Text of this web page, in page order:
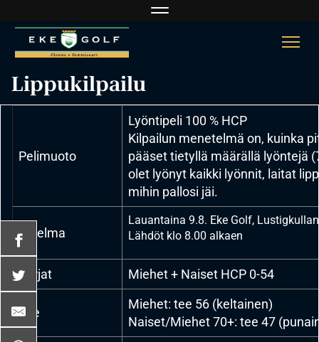
Navigaatio
Lippukilpailu
Pelimuoto
Lyöntipeli 100 % HCP
Kilpailun menetelmä on, kuinka
pääset tietyllä määrällä lyöntejä
olet lyönyt kaikki lyönnit, laitat
mihin pallosi jäi.
Ohjelma
Lauantaina 9.8. Eke Golf,
Lähdöt klo 8.00 alkaen
Sarjat Miehet + Naiset HCP 0-54
Tee
Miehet: tee 56 (keltainen)
Naiset/Miehet 70+: tee 47